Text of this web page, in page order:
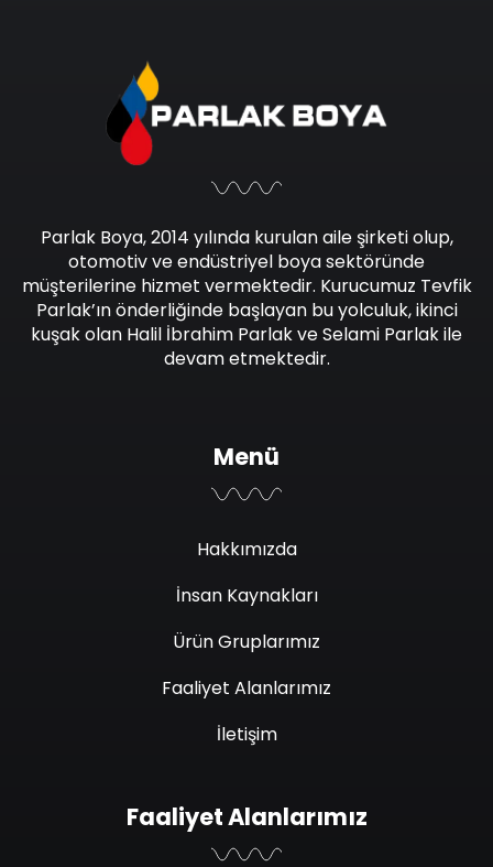
Parlak Boya, 2014 yılında kurulan aile şirketi olup,
otomotiv ve endüstriyel boya sektöründe
müşterilerine hizmet vermektedir. Kurucumuz Tevfik
Parlak’ın önderliğinde başlayan bu yolculuk, ikinci
kuşak olan Halil İbrahim Parlak ve Selami Parlak ile
devam etmektedir.
Menü
Hakkımızda
İnsan Kaynakları
Ürün Gruplarımız
Faaliyet Alanlarımız
İletişim
Faaliyet Alanlarımız